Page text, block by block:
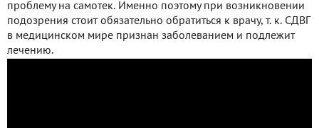
проблему на самотек. Именно поэтому при возникновении
подозрения стоит обязательно обратиться к врачу, т. к. СДВГ
в медицинском мире признан заболеванием и подлежит
лечению.